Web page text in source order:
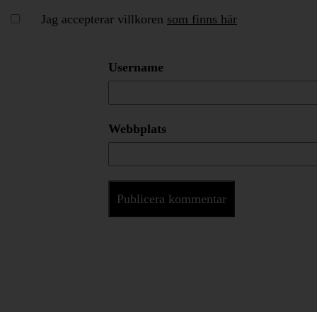
Jag accepterar villkoren som finns här
Username
Webbplats